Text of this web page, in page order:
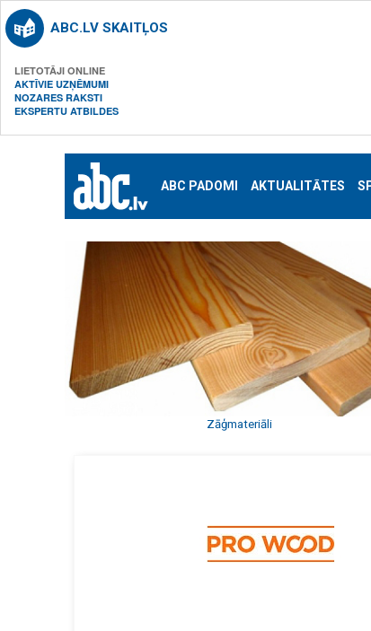
ABC.LV SKAITĻOS
LIETOTĀJI ONLINE
AKTĪVIE UZŅĒMUMI
NOZARES RAKSTI
EKSPERTU ATBILDES
ABC PADOMI AKTUALITĀTES
Zāģmateriāli